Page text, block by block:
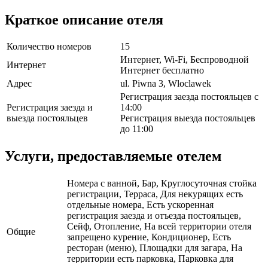
Краткое описание отеля
Количество номеров
15
Интернет
Интернет, Wi-Fi, Беспроводной
Интернет бесплатно
Адрес
ul. Piwna 3, Wloclawek
Регистрация заезда и
выезда постояльцев
Регистрация заезда постояльцев с
14:00
Регистрация выезда постояльцев
до 11:00
Услуги, предоставляемые отелем
Общие
Номера с ванной, Бар, Круглосуточная стойка
регистрации, Терраса, Для некурящих есть
отдельные номера, Есть ускоренная
регистрация заезда и отъезда постояльцев,
Сейф, Отопление, На всей территории отеля
запрещено курение, Кондиционер, Есть
ресторан (меню), Площадки для загара, На
территории есть парковка, Парковка для